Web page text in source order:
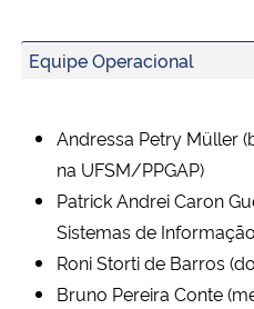
Equipe Operacional
Andressa Petry Müller
na UFSM/PPGAP)
Patrick Andrei Caron
Sistemas de
Roni Storti de Barros
Bruno Pereira Conte